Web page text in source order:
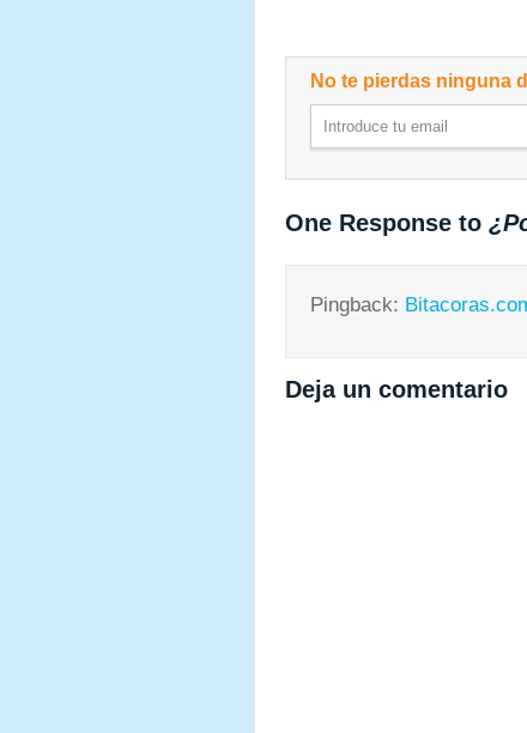
No te pierdas ninguna
One Response to
Pingback:
Deja un comentario